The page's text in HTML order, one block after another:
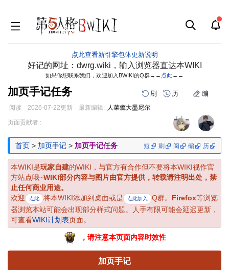
点此查看新引擎包体更新说明
好记的网址：dwrg.wiki，输入浏览器直达本WIKI
如果你想联系我们，欢迎加入BWIKI的Q群→→ 点此←←
加页手记任务 刷 历 编
阅读 2026-07-22更新 最新编辑: 人菜瘾大墨尼尔
跳
导
跳
搜
页面贡献者 :
首页 > 加页手记 > 加页手记任务 短 刷 阅 编 历
本WIKI是玩家自建的WIKI，与官方有合作但不要将本WIKI视作官
方站点哦~WIKI部分内容与图片由官方提供，转载请注明出处，禁
止任何商业用途。
欢迎
点此 将本WIKI添加到桌面或是 点此加入 Q群。 Firefox等浏览
器浏览本站可能会出现部分样式问题。人手有限可能会延迟更新，
可查看WIKI计划表页面。
，请注意本页面内容时效性
加页手记